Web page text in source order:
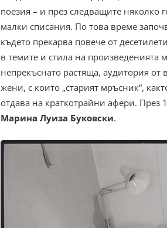
поезия – и през следващите няколко
малки списания. По това време
където прекарва повече от
в темите и стила на произведенията
непрекъснато растяща, аудитория от
жени, с които „старият мръсник“,
отдава на краткотрайни афери. През
Марина Луиза Буковски.